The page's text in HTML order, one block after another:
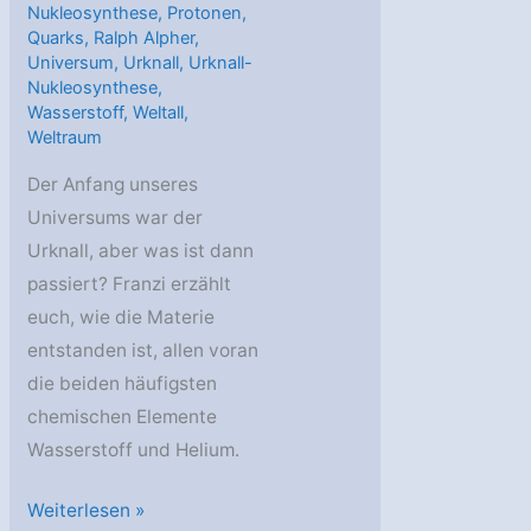
Nukleosynthese, Protonen,
Quarks, Ralph Alpher,
Universum, Urknall, Urknall-
Nukleosynthese,
Wasserstoff,Weltall,
Weltraum
Der Anfang unseres
Universums war der
Urknall, aber was ist dann
passiert? Franzi erzählt
euch, wie die Materie
entstanden ist, allen voran
die beiden häufigsten
chemischen Elemente
Wasserstoff und Helium.
AstroGeo
Weiterlesen »